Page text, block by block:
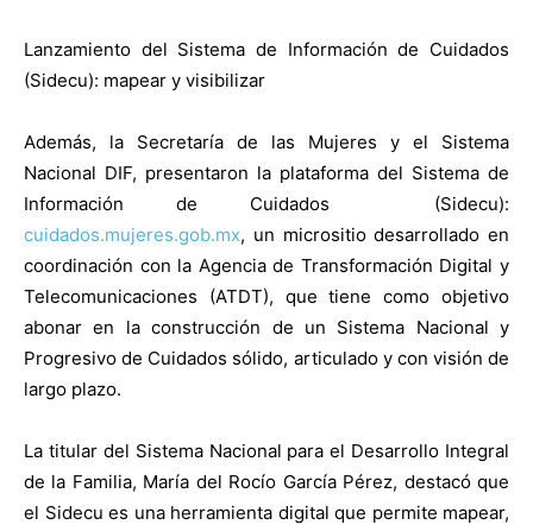
Lanzamiento del Sistema de Información de Cuidados
(Sidecu): mapear y visibilizar
Además, la Secretaría de las Mujeres y el Sistema
Nacional DIF, presentaron la plataforma del Sistema de
Información de Cuidados (Sidecu):
cuidados.mujeres.gob.mx, un micrositio desarrollado en
coordinación con la Agencia de Transformación Digital y
Telecomunicaciones (ATDT), que tiene como objetivo
abonar en la construcción de un Sistema Nacional y
Progresivo de Cuidados sólido, articulado y con visión de
largo plazo.
La titular del Sistema Nacional para el Desarrollo Integral
de la Familia, María del Rocío García Pérez, destacó que
el Sidecu es una herramienta digital que permite mapear,